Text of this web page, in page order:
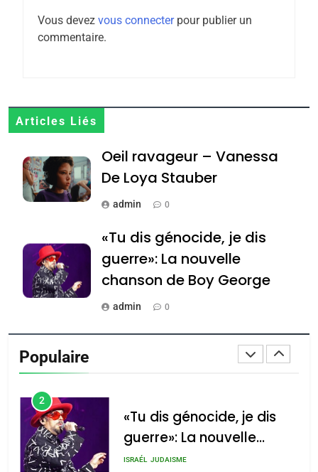
Vous devez vous connecterpour publier un
commentaire.
Articles Liés
Oeil ravageur – Vanessa
De Loya Stauber
admin 0
«Tu dis génocide, je dis
guerre»: La nouvelle
chanson de Boy George
admin 0
Tout sur la Nostalgie
נשיא המדינה יצחק
הרצוג נפגש עם
נשיא ארגנטינה
חוויאר מיליי, במשכן
Accords d’Isaac: l’alliance
pourrait s’étendre à 13
pays d’Amérique latine
Populaire
7
8
Tafraout, le miel de Tadla
Azilal consacrés produits
du terroir
DAFINA MAROC
Oeil ravageur – Vanessa
De Loya Stauber
guerre»: La nouvelle
chanson de Boy George
3
Tout sur la Nostalgie